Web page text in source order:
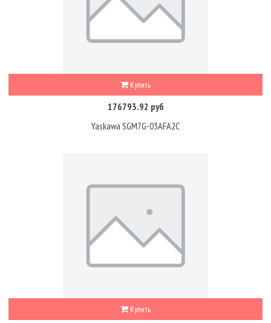
Купить
176793.92 руб
Yaskawa SGM7G-03AFA2C
Купить